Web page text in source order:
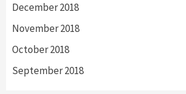
December 2018
November 2018
October 2018
September 2018